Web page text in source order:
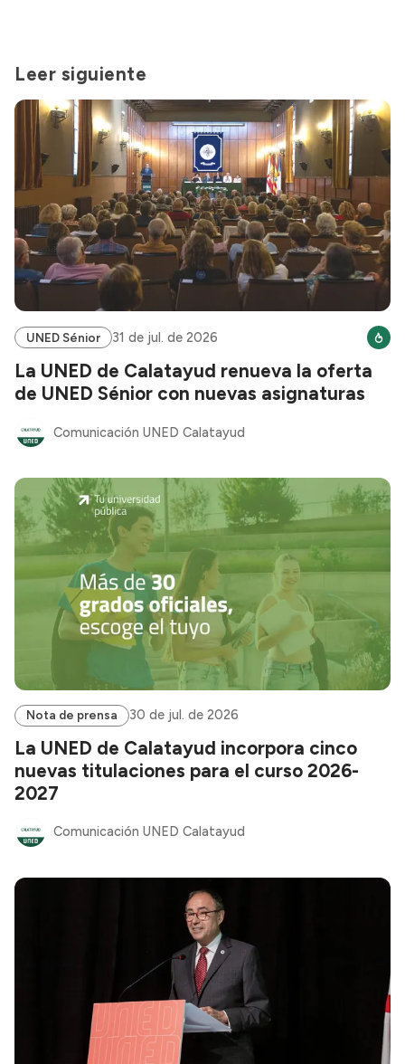
Leer siguiente
UNED Sénior 31 de jul. de 2026
La UNED de Calatayud renueva la oferta
de UNED Sénior con nuevas asignaturas
Comunicación UNED Calatayud
Nota de prensa 30 de jul. de 2026
La UNED de Calatayud incorpora cinco
nuevas titulaciones para el curso 2026-
2027
Comunicación UNED Calatayud